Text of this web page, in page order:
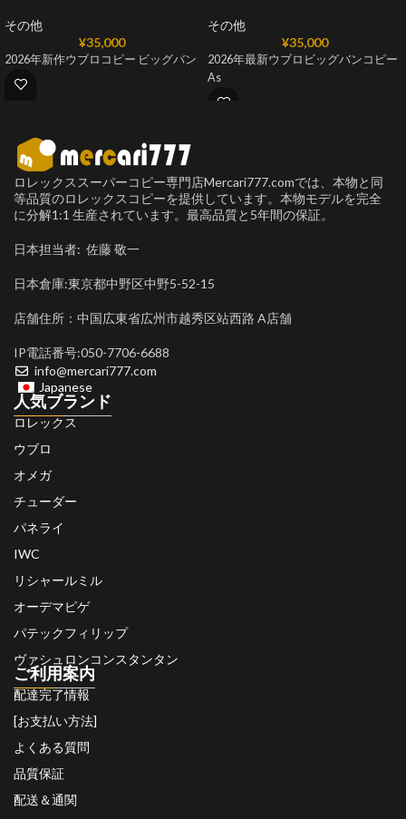
その他
¥35,000
2026年新作ウブロコピー ビッグバン
その他
¥35,000
2026年最新ウブロビッグバンコピー
As
ロレックススーパーコピー専門店Mercari777.comでは、本物と同
等品質のロレックスコピーを提供しています。本物モデルを完全
に分解1:1 生産されています。最高品質と5年間の保証。
日本担当者: 佐藤 敬一
日本倉庫:東京都中野区中野5-52-15
店舗住所：中国広東省広州市越秀区站西路 A店舗
IP電話番号:050-7706-6688
info@mercari777.com
Japanese
人気ブランド
ロレックス
ウブロ
オメガ
チューダー
パネライ
IWC
リシャールミル
オーデマピゲ
パテックフィリップ
ヴァシュロンコンスタンタン
ご利用案内
配達完了情報
[お支払い方法]
よくある質問
品質保証
配送＆通関